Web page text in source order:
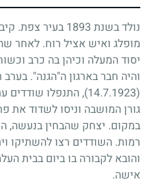
נולד בשנת 1893 בעיר צפת.
מופלג ואיש אציל רוח. לאחר
יסוד המעלה וכיהן בה כרב
והיה חבר בארגון ה"הגנה".
(14.7.1923)
, התנפלו שודדים
גורן המושבה וניסו לשדוד את
במקום. יצחק שהבחין בנעשה,
רמות. השודדים רצו להשתיקו
והובא לקבורה בו ביום בבית
אישה.